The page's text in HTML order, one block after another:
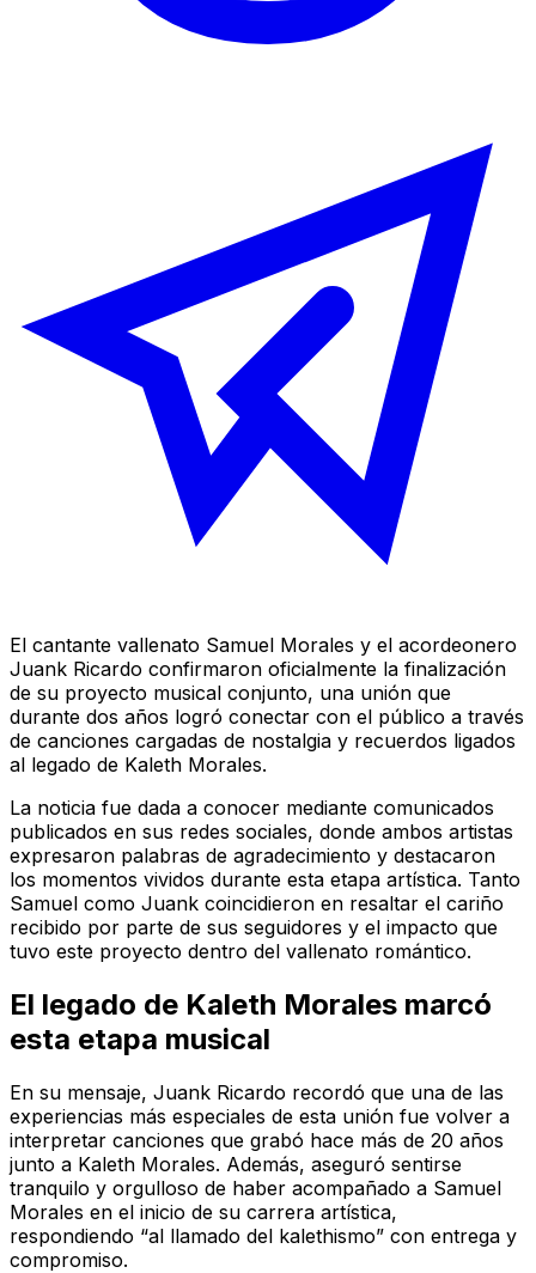
El cantante vallenato Samuel Morales y el acordeonero
Juank Ricardo confirmaron oficialmente la finalización
de su proyecto musical conjunto, una unión que
durante dos años logró conectar con el público a través
de canciones cargadas de nostalgia y recuerdos ligados
al legado de Kaleth Morales.
La noticia fue dada a conocer mediante comunicados
publicados en sus redes sociales, donde ambos artistas
expresaron palabras de agradecimiento y destacaron
los momentos vividos durante esta etapa artística. Tanto
Samuel como Juank coincidieron en resaltar el cariño
recibido por parte de sus seguidores y el impacto que
tuvo este proyecto dentro del vallenato romántico.
El legado de Kaleth Morales marcó
esta etapa musical
En su mensaje, Juank Ricardo recordó que una de las
experiencias más especiales de esta unión fue volver a
interpretar canciones que grabó hace más de 20 años
junto a Kaleth Morales. Además, aseguró sentirse
tranquilo y orgulloso de haber acompañado a Samuel
Morales en el inicio de su carrera artística,
respondiendo “al llamado del kalethismo” con entrega y
compromiso.